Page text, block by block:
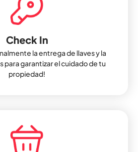
Check In
la entrega de llaves y la
para garantizar el cuidado de tu
propiedad!